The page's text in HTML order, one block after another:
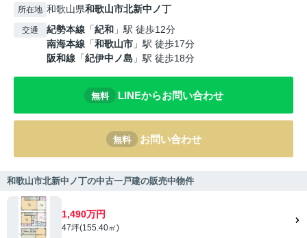
所在地 和歌山県和歌山市北新中ノ丁
交通 紀勢本線 「紀和 」駅 徒歩12分
南海本線 「和歌山市 」駅 徒歩17分
阪和線 「紀伊中ノ島 」駅 徒歩18分
無料 LINEからお問い合わせ
無料 お問い合わせ
和歌山市北新中ノ丁の中古一戸建の販売中物件
1,490万円
47坪(155.40㎡)